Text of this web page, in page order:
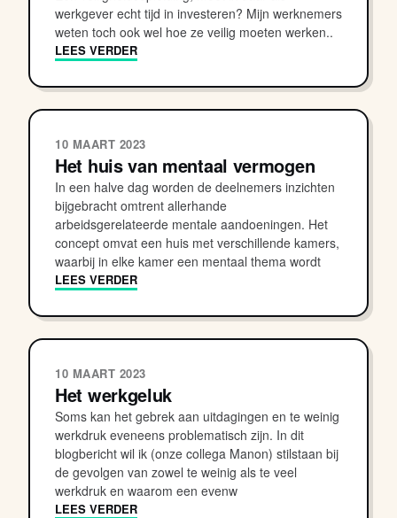
werkgever echt tijd in investeren? Mijn werknemers
weten toch ook wel hoe ze veilig moeten werken..
LEES VERDER
10 MAART 2023
Het huis van mentaal vermogen
In een halve dag worden de deelnemers inzichten
bijgebracht omtrent allerhande
arbeidsgerelateerde mentale aandoeningen. Het
concept omvat een huis met verschillende kamers,
waarbij in elke kamer een mentaal thema wordt
LEES VERDER
10 MAART 2023
Het werkgeluk
Soms kan het gebrek aan uitdagingen en te weinig
werkdruk eveneens problematisch zijn. In dit
blogbericht wil ik (onze collega Manon) stilstaan bij
de gevolgen van zowel te weinig als te veel
werkdruk en waarom een evenw
LEES VERDER